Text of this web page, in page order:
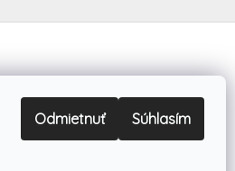
Odmietnuť Súhlasím